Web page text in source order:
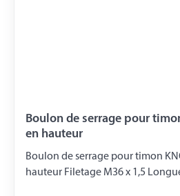
Boulon de serrage pour
en hauteur
Boulon de serrage pour timon
hauteur